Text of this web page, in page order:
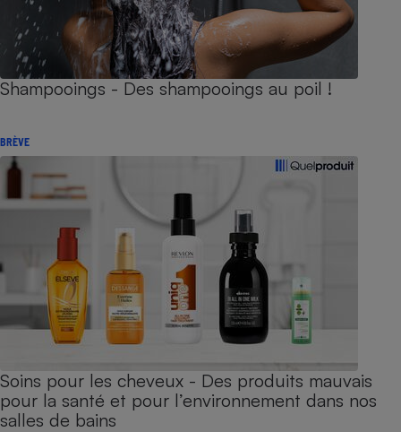
Shampooings - Des shampooings au poil !
BRÈVE
Soins pour les cheveux - Des produits mauvais
pour la santé et pour l’environnement dans nos
salles de bains